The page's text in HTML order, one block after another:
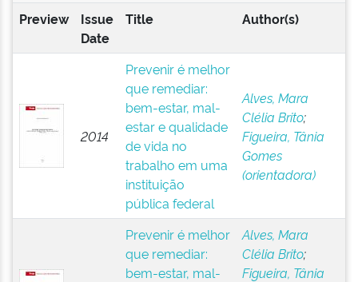
Preview
Issue
Date
Title Author(s)
2014
Prevenir é melhor
que remediar:
bem-estar, mal-
estar e qualidade
de vida no
trabalho em uma
instituição
pública federal
Alves, Mara
Clélia Brito;
Figueira, Tânia
Gomes
(orientadora)
Prevenir é melhor
que remediar:
bem-estar, mal-
Alves, Mara
Clélia Brito;
Figueira, Tânia